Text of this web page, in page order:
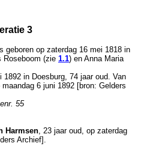
3
geboren op zaterdag 16 mei 1818 in
Roseboom (zie 1.1) en Anna Maria
1892 in Doesburg , 74 jaar oud. Van
6 juni 1892 [bron: Gelders
55
Harmsen , 23 jaar oud, op zaterdag
Archief].